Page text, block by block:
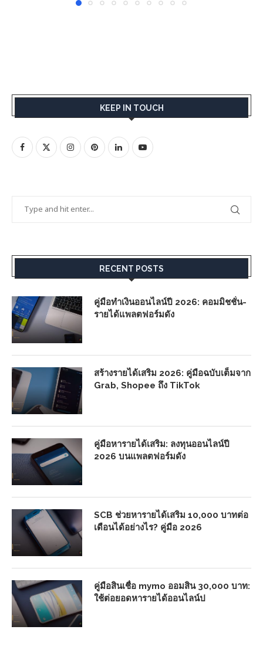
KEEP IN TOUCH
RECENT POSTS
คู่มือทำเงินออนไลน์ปี 2026: คอมมิชชั่น-
รายได้แพลตฟอร์มดัง
สร้างรายได้เสริม 2026: คู่มือฉบับเต็มจาก
Grab, Shopee ถึง TikTok
คู่มือหารายได้เสริม: ลงทุนออนไลน์ปี
2026 บนแพลตฟอร์มดัง
SCB ช่วยหารายได้เสริม 10,000 บาทต่อ
เดือนได้อย่างไร? คู่มือ 2026
คู่มือสินเชื่อ mymo ออมสิน 30,000 บาท:
ใช้ต่อยอดหารายได้ออนไลน์ป